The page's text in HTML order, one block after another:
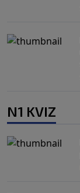
N1 KVIZ